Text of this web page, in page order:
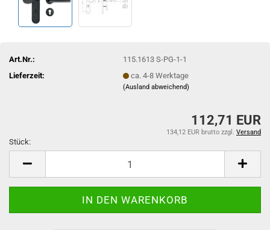
Art.Nr.:
115.1613 S-PG-1-1
Lieferzeit:
ca. 4-8 Werktage
(Ausland abweichend)
112,71 EUR
134,12 EUR brutto zzgl. Versand
Stück: